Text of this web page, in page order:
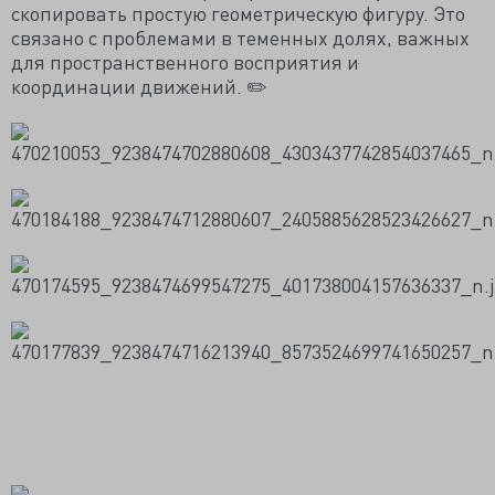
скопировать простую геометрическую фигуру. Это
связано с проблемами в теменных долях, важных
для пространственного восприятия и
координации движений. ✏️